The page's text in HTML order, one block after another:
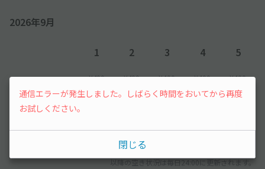
2026年9月
1
¥400
2
¥400
3
¥400
4
¥400
5
¥400
6
先行予約
以降の空き状況は毎日24:00に更新されます。
通信エラーが発生しました。しばらく時間をおいてから再度
お試しください。
閉じる